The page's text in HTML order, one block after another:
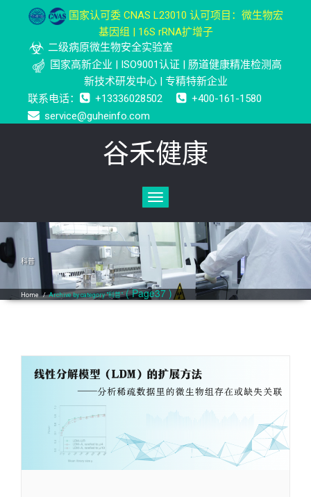
国家认可委 CNAS L23010 认可项目：微生物宏
基因组 | 16S rRNA扩增子
二级病原微生物安全实验室
国家高新企业 | ISO9001认证 | 肠道健康精准检测高
新技术研发中心 | 专精特新企业
联系电话：
+13336028502
+400-161-1580
service@guheinfo.com
谷禾健康
Toggle
navigation
科普
Home/Archive by category "科普"( Page37 )